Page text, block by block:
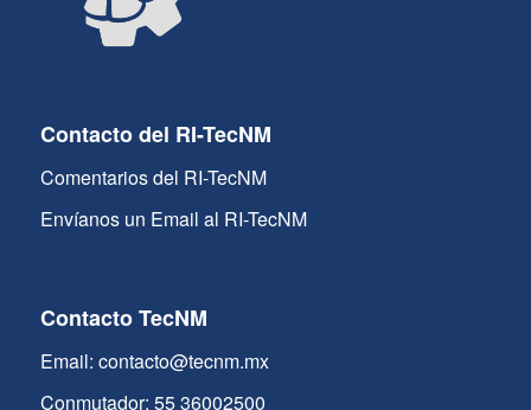
Contacto del RI-TecNM
Comentarios del RI-TecNM
Envíanos un Email al RI-TecNM
Contacto TecNM
Email: contacto@tecnm.mx
Conmutador: 55 36002500